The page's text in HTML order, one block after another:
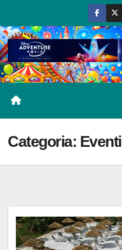
al
contenuto
Categoria: Eventi